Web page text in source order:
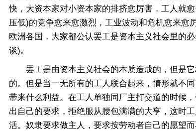
快，大资本家对小资本家的排挤愈厉害，工人就
压低)的竞争愈来愈激烈，工业波动和危机愈来愈
欧洲各国，大家都公认罢工是资本主义社会里的
谈)。
罢工是由资本主义社会的本质造成的，但是它
的。但是当一无所有的工人联合起来，情形就不
带来什么利益。在工人单独同厂主打交道的时候
出自己的要求，拒绝服从腰包满满的大亨，这时
活。奴隶要求做主人，要求按劳动者自己的愿望